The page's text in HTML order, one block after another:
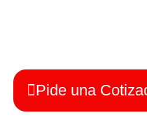
Pide una